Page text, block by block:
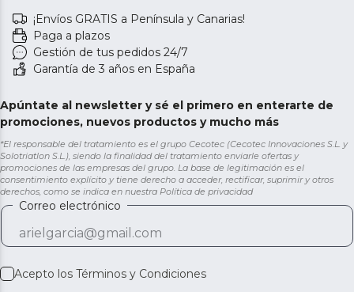
¡Envíos GRATIS a Península y Canarias!
Paga a plazos
Gestión de tus pedidos 24/7
Garantía de 3 años en España
Apúntate al newsletter y sé el primero en enterarte de
promociones, nuevos productos y mucho más
*El responsable del tratamiento es el grupo Cecotec (Cecotec Innovaciones S.L. y
Solotriatlon S.L.), siendo la finalidad del tratamiento enviarle ofertas y
promociones de las empresas del grupo. La base de legitimación es el
consentimiento explícito y tiene derecho a acceder, rectificar, suprimir y otros
derechos, como se indica en nuestra Política de privacidad
Correo electrónico
Acepto los Términos y Condiciones